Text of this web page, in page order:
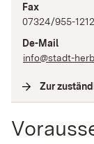
Fax
07324/955-1212
De-Mail
info@stadt-
Zur